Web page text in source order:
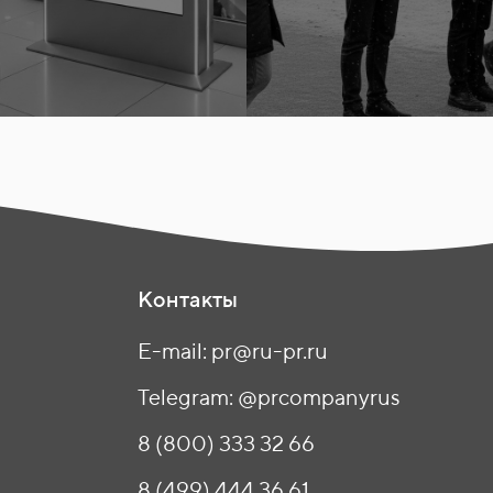
Контакты
E-mail: pr@ru-pr.ru
Telegram: @prcompanyrus
8 (800) 333 32 66